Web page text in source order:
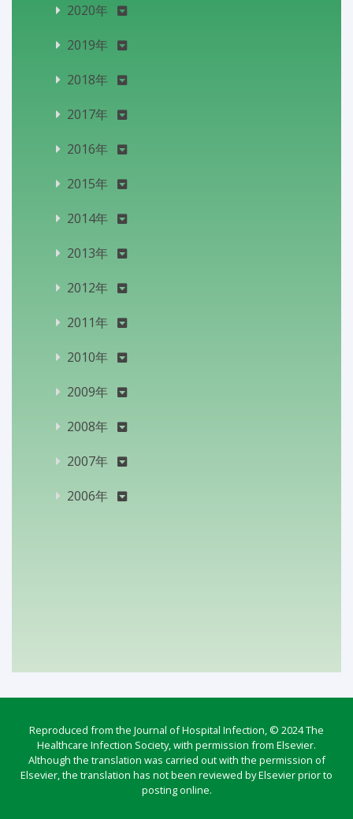
2020年
2019年
2018年
2017年
2016年
2015年
2014年
2013年
2012年
2011年
2010年
2009年
2008年
2007年
2006年
Reproduced from the Journal of Hospital Infection, © 2024 The
Healthcare Infection Society, with permission from Elsevier.
Although the translation was carried out with the permission of
Elsevier, the translation has not been reviewed by Elsevier prior to
posting online.